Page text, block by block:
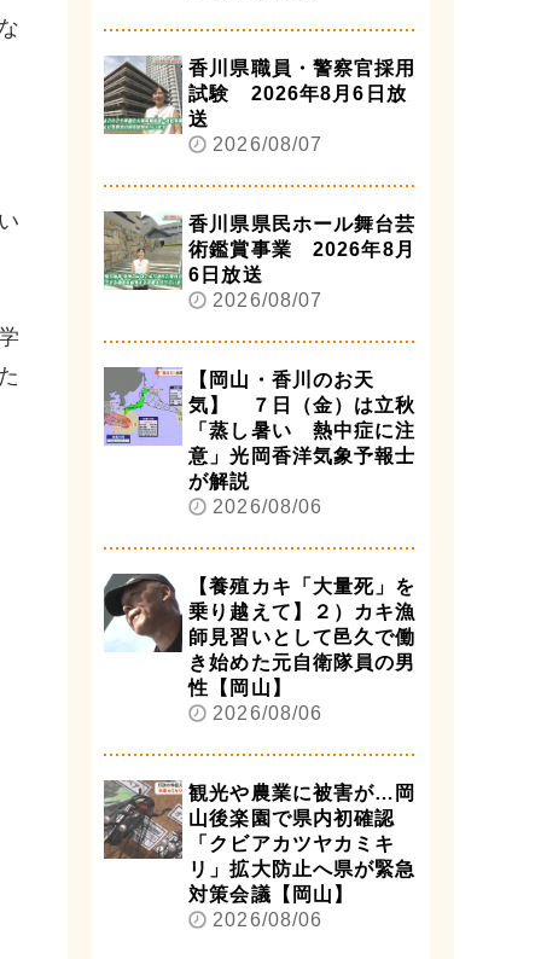
香川県職員・警察官採用
試験 2026年8月6日放
送
2026/08/07
香川県県民ホール舞台芸
術鑑賞事業 2026年8月
6日放送
2026/08/07
【岡山・香川のお天
気】 ７日（金）は立秋
「蒸し暑い 熱中症に注
意」光岡香洋気象予報士
が解説
2026/08/06
【養殖カキ「大量死」を
乗り越えて】２）カキ漁
師見習いとして邑久で働
き始めた元自衛隊員の男
性【岡山】
2026/08/06
観光や農業に被害が…岡
山後楽園で県内初確認
「クビアカツヤカミキ
リ」拡大防止へ県が緊急
対策会議【岡山】
2026/08/06